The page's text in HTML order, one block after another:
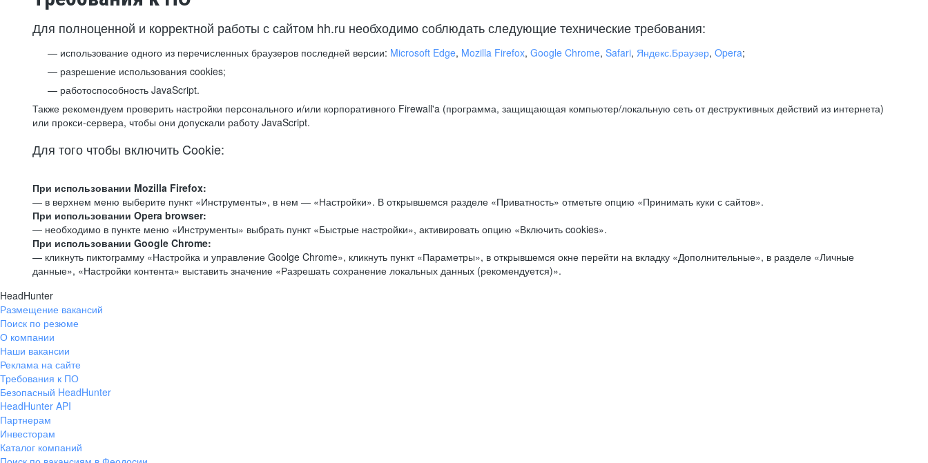
Для полноценной и корректной работы с сайтом hh.ru необходимо соблюдать следующие технические требования:
использование одного из перечисленных браузеров последней версии: Microsoft Edge, Mozilla Firefox, Google Chrome, Safari, Яндекс.Браузер, Opera;
разрешение использования cookies;
работоспособность JavaScript.
Также рекомендуем проверить настройки персонального и/или корпоративного Firewall'a (программа, защищающая компьютер/локальную сеть от деструктивных действий из интернета)
или прокси-сервера, чтобы они допускали работу JavaScript.
Для того чтобы включить Cookie:
При использовании Mozilla Firefox:
— в верхнем меню выберите пункт «Инструменты», в нем — «Настройки». В открывшемся разделе «Приватность» отметьте опцию «Принимать куки с сайтов».
При использовании Opera browser:
— необходимо в пункте меню «Инструменты» выбрать пункт «Быстрые настройки», активировать опцию «Включить cookies».
При использовании Google Chrome:
— кликнуть пиктограмму «Настройка и управление Goolge Chrome», кликнуть пункт «Параметры», в открывшемся окне перейти на вкладку «Дополнительные», в разделе «Личные
данные», «Настройки контента» выставить значение «Разрешать сохранение локальных данных (рекомендуется)».
HeadHunter
Размещение вакансий
Поиск по резюме
О компании
Наши вакансии
Реклама на сайте
Требования к ПО
Безопасный HeadHunter
HeadHunter API
Партнерам
Инвесторам
Каталог компаний